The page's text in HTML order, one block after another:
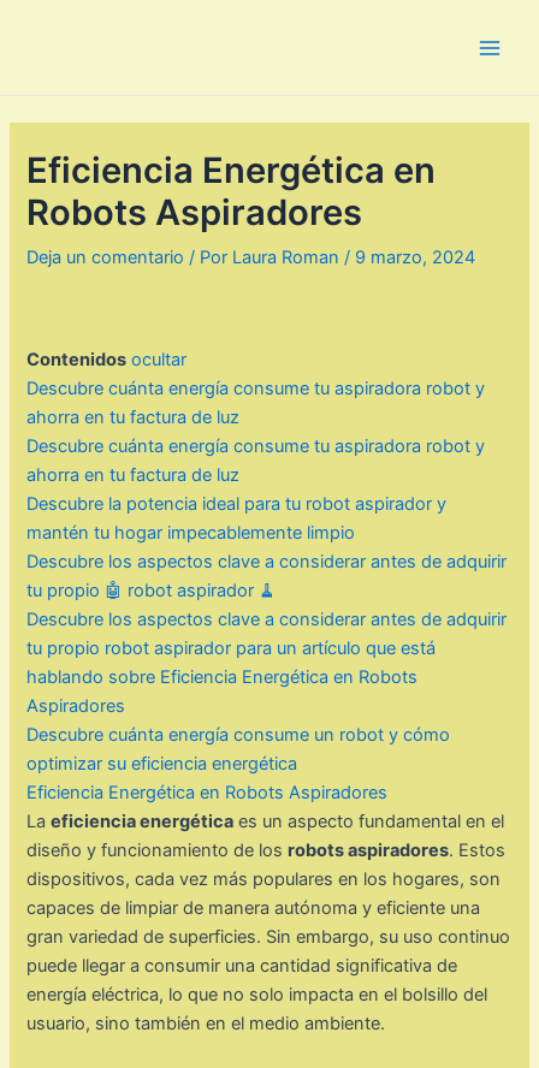
Eficiencia Energética en
Robots Aspiradores
Deja un comentario / Por Laura Roman/ 9 marzo, 2024
Contenidos ocultar
Descubre cuánta energía consume tu aspiradora robot y
ahorra en tu factura de luz
Descubre cuánta energía consume tu aspiradora robot y
ahorra en tu factura de luz
Descubre la potencia ideal para tu robot aspirador y
mantén tu hogar impecablemente limpio
Descubre los aspectos clave a considerar antes de adquirir
tu propio 🤖 robot aspirador 🧹
Descubre los aspectos clave a considerar antes de adquirir
tu propio robot aspirador para un artículo que está
hablando sobre Eficiencia Energética en Robots
Aspiradores
Descubre cuánta energía consume un robot y cómo
optimizar su eficiencia energética
Eficiencia Energética en Robots Aspiradores
Laeficiencia energética es un aspecto fundamental en el
diseño y funcionamiento de los robots aspiradores. Estos
dispositivos, cada vez más populares en los hogares, son
capaces de limpiar de manera autónoma y eficiente una
gran variedad de superficies. Sin embargo, su uso continuo
puede llegar a consumir una cantidad significativa de
energía eléctrica, lo que no solo impacta en el bolsillo del
usuario, sino también en el medio ambiente.